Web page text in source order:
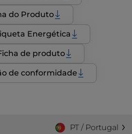
do Produto
Energética
de produto
de conformidade
PT / Portugal